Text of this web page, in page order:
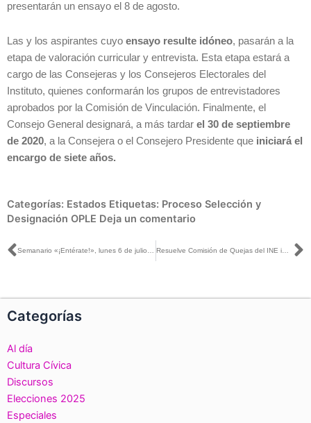
presentarán un ensayo el 8 de agosto.
Las y los aspirantes cuyo ensayo resulte idóneo, pasarán a la
etapa de valoración curricular y entrevista. Esta etapa estará a
cargo de las Consejeras y los Consejeros Electorales del
Instituto, quienes conformarán los grupos de entrevistadores
aprobados por la Comisión de Vinculación. Finalmente, el
Consejo General designará, a más tardar el 30 de septiembre
de 2020, a la Consejera o el Consejero Presidente que iniciará el
encargo de siete años.
Categorías: Estados Etiquetas: Proceso Selección y
Designación OPLE Deja un comentario
Ant Semanario «¡Entérate!», lunes 6 de julio de 2020 Resuelve Comisión de Quejas del INE improcedencia de medida cautelar en contra del gobernador de Jalisco
Categorías
Al día
Cultura Cívica
Discursos
Elecciones 2025
Especiales